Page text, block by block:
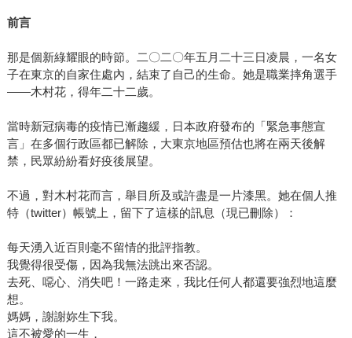
前言
那是個新綠耀眼的時節。二〇二〇年五月二十三日凌晨，一名女
子在東京的自家住處內，結束了自己的生命。她是職業摔角選手
——木村花，得年二十二歲。
當時新冠病毒的疫情已漸趨緩，日本政府發布的「緊急事態宣
言」在多個行政區都已解除，大東京地區預估也將在兩天後解
禁，民眾紛紛看好疫後展望。
不過，對木村花而言，舉目所及或許盡是一片漆黑。她在個人推
特（twitter）帳號上，留下了這樣的訊息（現已刪除）：
每天湧入近百則毫不留情的批評指教。
我覺得很受傷，因為我無法跳出來否認。
去死、噁心、消失吧！一路走來，我比任何人都還要強烈地這麼
想。
媽媽，謝謝妳生下我。
這不被愛的一生，